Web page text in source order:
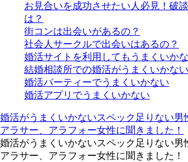
お見合いを成功させたい人必見！破
は？
街コンは出会いがあるの？
社会人サークルで出会いはあるの？
婚活サイトを利用してもうまくいか
結婚相談所での婚活がうまくいかない
婚活パーティーでうまくいかない
婚活アプリでうまくいかない
婚活がうまくいかないスペック足りない男
アラサー、アラフォー女性に聞きました！
婚活がうまくいかないスペック足りない男
アラサー、アラフォー女性に聞きました！